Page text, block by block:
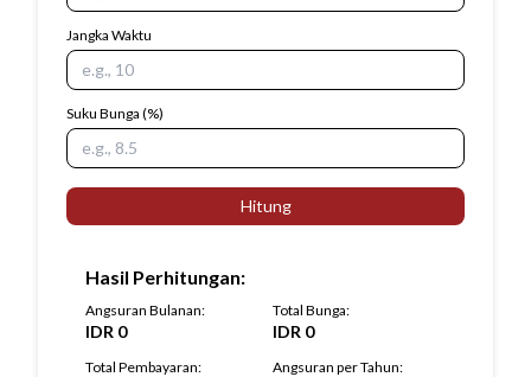
Jangka Waktu
Suku Bunga (%)
Hitung
Hasil Perhitungan:
Angsuran Bulanan:
IDR 0
Total Bunga:
IDR 0
Total Pembayaran: Angsuran per Tahun: